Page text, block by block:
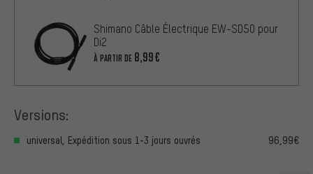
Shimano Câble Électrique EW-SD50 pour
Di2
À PARTIR DE 8,99€
Versions:
universal, Expédition sous 1-3 jours ouvrés 96,99€